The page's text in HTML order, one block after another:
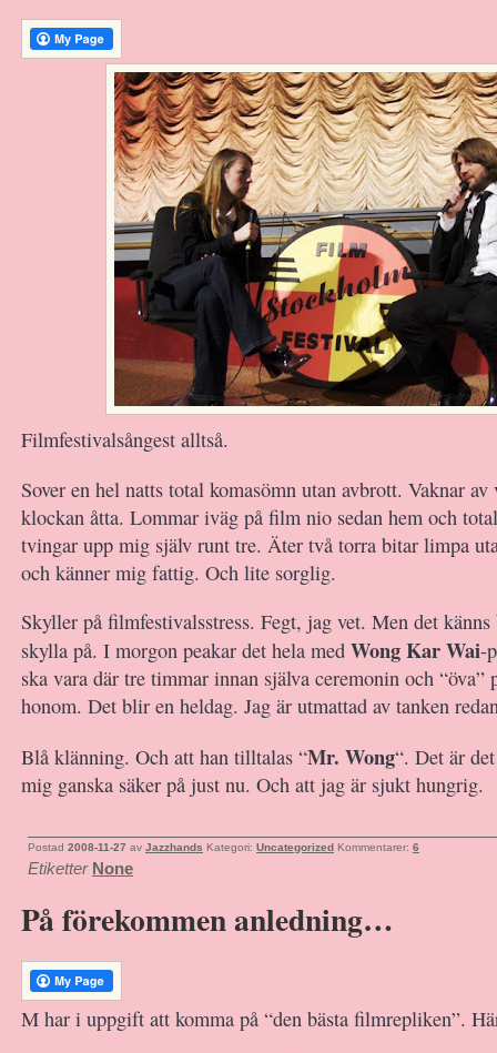
Filmfestivalsångest alltså.
Sover en hel natts total komasömn utan avbrott. Vaknar
klockan åtta. Lommar iväg på film nio sedan hem och
tvingar upp mig själv runt tre. Äter två torra bitar limpa
och känner mig fattig. Och lite sorglig.
Skyller på filmfestivalsstress. Fegt, jag vet. Men det känns
skylla på. I morgon peakar det hela med Wong Kar Wai-
ska vara där tre timmar innan själva ceremonin och “öva”
honom. Det blir en heldag. Jag är utmattad av tanken
Blå klänning. Och att han tilltalas “Mr. Wong“. Det är
mig ganska säker på just nu. Och att jag är sjukt hungrig.
Postad 2008-11-27 av Jazzhands Kategori: Uncategorized Kommentarer: 6
Etiketter None
På förekommen anledning…
M har i uppgift att komma på “den bästa filmrepliken”.